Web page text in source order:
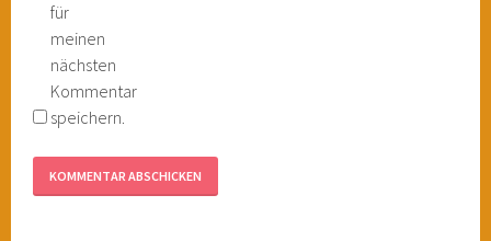
für
meinen
nächsten
Kommentar
speichern.